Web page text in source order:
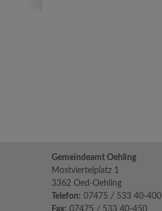
Gemeindeamt Oehling
Mostviertelplatz 1
3362 Oed-Oehling
Telefon: 07475 / 533 40-400
Fax: 07475 / 533 40-450